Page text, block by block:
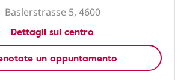
Baslerstrasse 5, 4600
Dettagli sul centro
un appuntamento